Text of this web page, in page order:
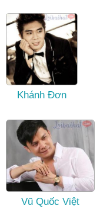
Khánh Đơn
Vũ Quốc Việt